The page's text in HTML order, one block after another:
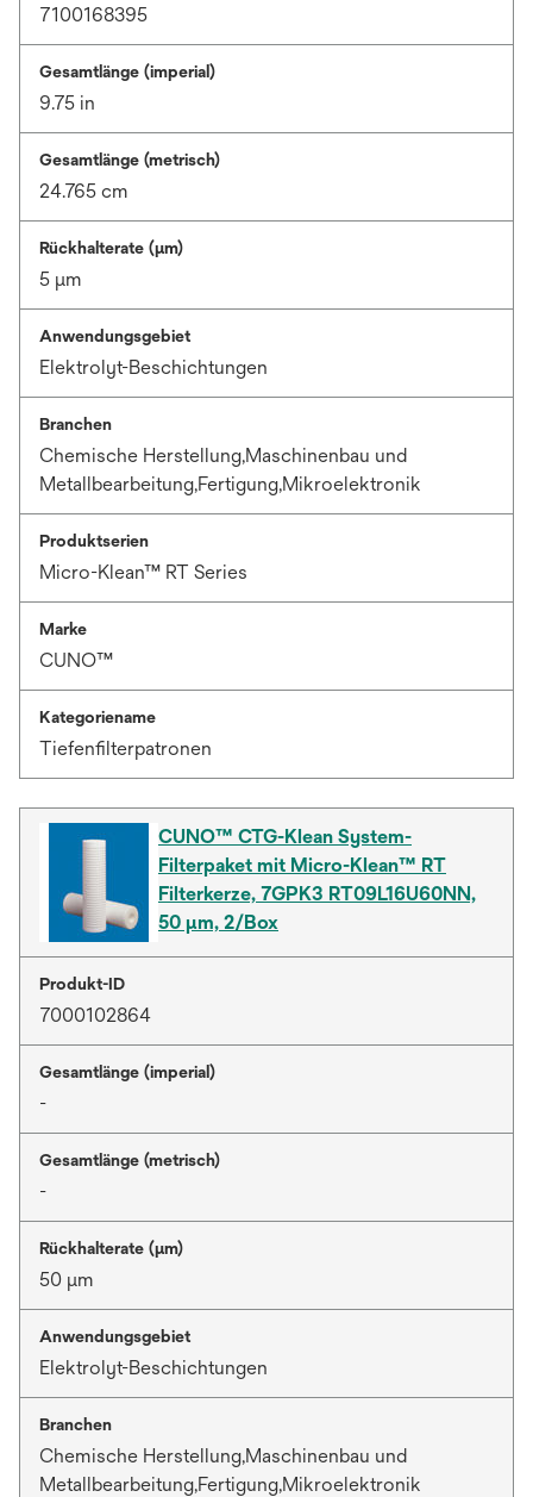
7100168395
Gesamtlänge (imperial)
9.75 in
Gesamtlänge (metrisch)
24.765 cm
Rückhalterate (µm)
5 μm
Anwendungsgebiet
Elektrolyt-Beschichtungen
Branchen
Chemische Herstellung,Maschinenbau und
Metallbearbeitung,Fertigung,Mikroelektronik
Produktserien
Micro-Klean™ RT Series
Marke
CUNO™
Kategoriename
Tiefenfilterpatronen
CUNO™ CTG-Klean System-
Filterpaket mit Micro-Klean™ RT
Filterkerze, 7GPK3 RT09L16U60NN,
50 µm, 2/Box
Produkt-ID
7000102864
Gesamtlänge (imperial)
-
Gesamtlänge (metrisch)
-
Rückhalterate (µm)
50 μm
Anwendungsgebiet
Elektrolyt-Beschichtungen
Branchen
Chemische Herstellung,Maschinenbau und
Metallbearbeitung,Fertigung,Mikroelektronik